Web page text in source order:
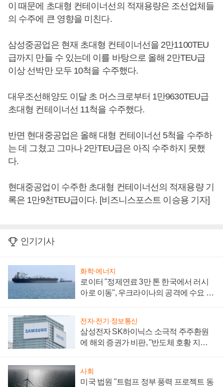
이 때문에 초대형 컨테이너선의 적재용량은 조선업체들
의 수주에 큰 영향을 미친다.
삼성중공업은 현재 초대형 컨테이너선을 2만1100TEU
급까지 만들 수 있는데 이를 바탕으로 올해 2만TEU급
이상 선박만 모두 10척을 수주했다.
대우조선해양도 이달 초 머스크로부터 1만9630TEU급
초대형 컨테이너선 11척을 수주했다.
반면 현대중공업은 올해 대형 컨테이너선 5척을 수주하
는 데 그쳤고 그마나 2만TEU급은 아직 수주하지 못했
다.
현대중공업이 수주한 초대형 컨테이너선의 적재용량 기
록은 1만9천TEU급이다. [비즈니스포스트 이승용 기자]
인기기사
화학·에너지
로이터 "정제연료 3만 톤 한국에서 러시
아로 이동", 우크라이나의 공격에 수요 늘
전자·전기·정보통신
삼성전자 SK하이닉스 소극적 주주환원
에 해외 증권가 비판, "반도체 호황 지속
사회
미국 법원 "트럼프 정부 풍력 프로젝트 동